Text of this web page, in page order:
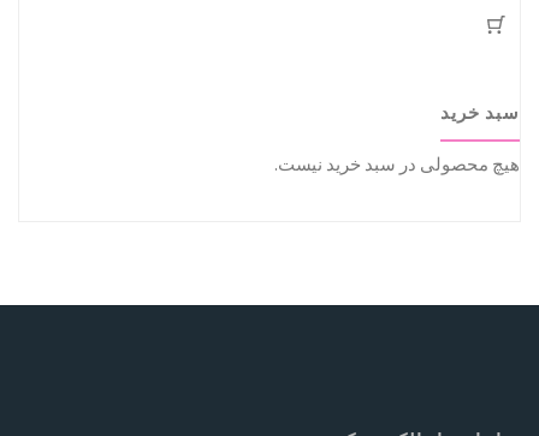
سبد خرید
هیچ محصولی در سبد خرید نیست.